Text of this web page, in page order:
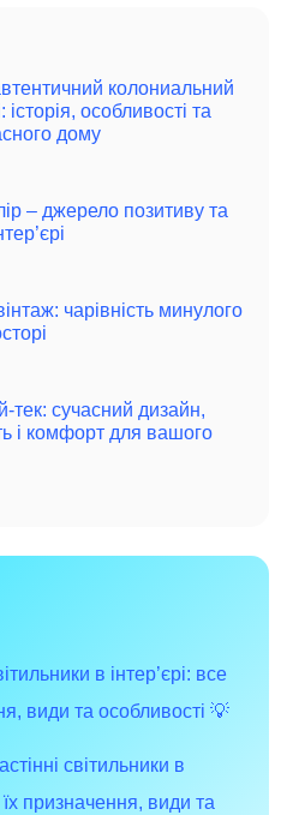
колониальний
історія, особливості та
дому
– джерело позитиву та
чарівність минулого
тек: сучасний дизайн,
і комфорт для вашого
в інтер’єрі: все
види та особливості 💡
світильники в
їх призначення, види та